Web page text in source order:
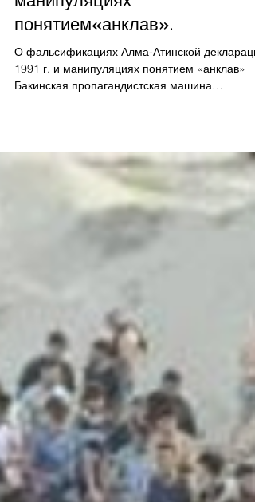
Атинской декларации и
манипуляциях
понятием«анклав».
О фальсификациях Алма-Атинской
Алма-Атинской декларации 1991 г.,
манипуляциями понятием «анклав»,
агрессивно нарушает и отрицает
нормы международного права jus cogens.
анклавы - знания на двойку» на сайте
news.day.az от 27 июля 2026 г. (автор Мехти